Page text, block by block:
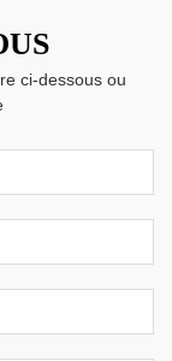
ci-dessous ou